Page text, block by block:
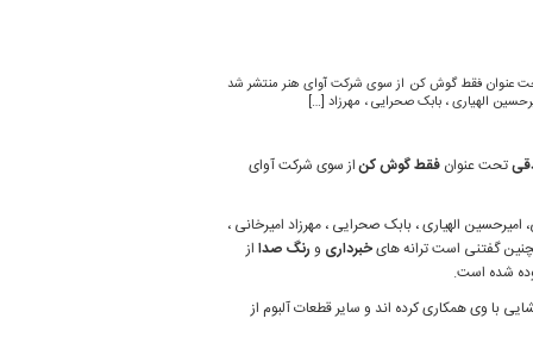
عنوان فقط گوش کن از سوی شرکت آوای هنر منتشر شد
الهیاری ، بابک صحرایی ، مهرزاد […]
تحت عنوان فقط گوش کناز سوی شرکت آوای
الهیاری ، بابک صحرایی ، مهرزاد امیرخانی ،
خبرداری و رنگ صدا از
شده است.
با وی همکاری کرده اند و سایر قطعات آلبوم از